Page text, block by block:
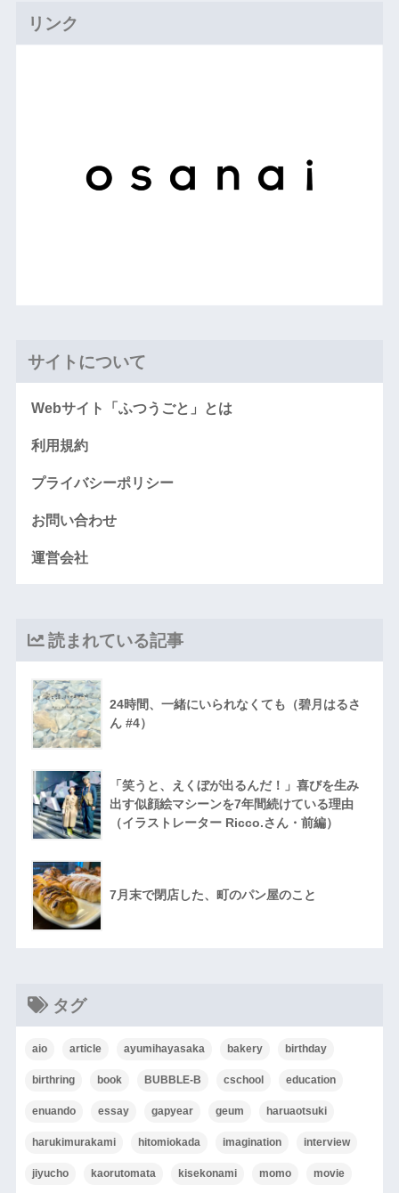
リンク
サイトについて
Webサイト「ふつうごと」とは
利用規約
プライバシーポリシー
お問い合わせ
運営会社
読まれている記事
24時間、一緒にいられなくても（碧月はるさ
ん #4）
「笑うと、えくぼが出るんだ！」喜びを生み
出す似顔絵マシーンを7年間続けている理由
（イラストレーター Ricco.さん・前編）
7月末で閉店した、町のパン屋のこと
タグ
aio article ayumihayasaka bakery birthday
birthring book BUBBLE-B cschool education
enuando essay gapyear geum haruaotsuki
harukimurakami hitomiokada imagination interview
jiyucho kaorutomata kisekonami momo movie